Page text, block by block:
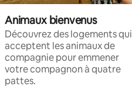
Animaux bienvenus
Découvrez des logements qui
acceptent les animaux de
compagnie pour emmener
votre compagnon à quatre
pattes.